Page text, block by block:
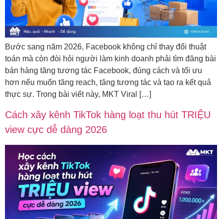
Bước sang năm 2026, Facebook không chỉ thay đổi thuật
toán mà còn đòi hỏi người làm kinh doanh phải tìm đăng bài
bán hàng tăng tương tác Facebook, đúng cách và tối ưu
hơn nếu muốn tăng reach, tăng tương tác và tạo ra kết quả
thực sự. Trong bài viết này, MKT Viral […]
Cách xây kênh TikTok hàng loạt thu hút TRIỆU
view cực dễ dàng 2026